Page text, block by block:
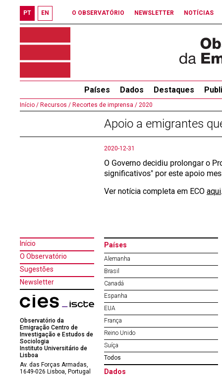
PT EN O OBSERVATÓRIO NEWSLETTER NOTÍCIAS
Países Dados Destaques
Início / Recursos / Recortes de imprensa / 2020
Apoio a emigrantes
2020-12-31
O Governo decidiu prolongar o
significativos" por este apoio
Ver notícia completa em ECO aqui
Início
O Observatório
Sugestões
Newsletter
Observatório da
Emigração Centro de
Investigação e Estudos de
Sociologia
Instituto Universitário de
Lisboa
Av. das Forças Armadas,
1649-026 Lisboa, Portugal
Países
Alemanha
Brasil
Canadá
Espanha
EUA
França
Reino Unido
Suíça
Todos
Dados